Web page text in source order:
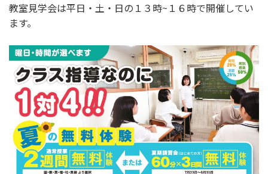
教室見学会は平日・土・日の１３時~１６時で開催してい
ます。